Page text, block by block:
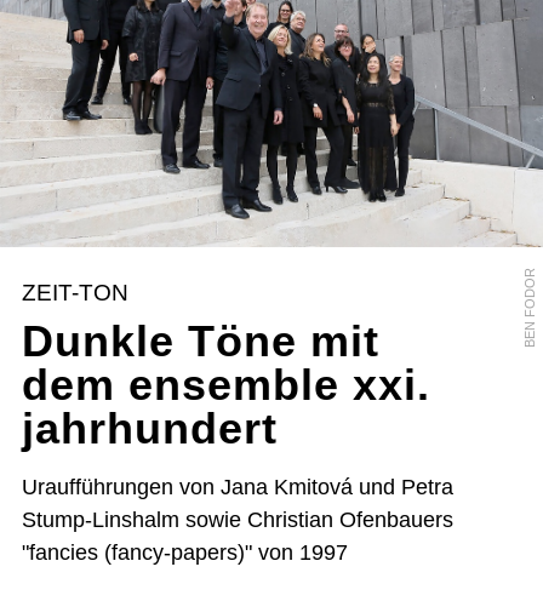
BEN FODOR
ZEIT-TON
Dunkle Töne mit
dem ensemble xxi.
jahrhundert
Uraufführungen von Jana Kmitová und Petra
Stump-Linshalm sowie Christian Ofenbauers
"fancies (fancy-papers)" von 1997